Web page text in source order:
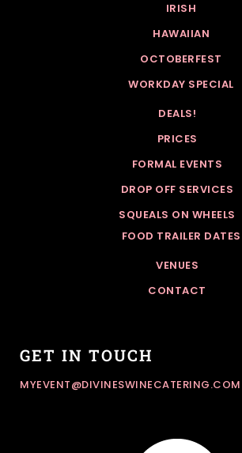
IRISH
HAWAIIAN
OCTOBERFEST
WORKDAY SPECIAL
DEALS!
PRICES
FORMAL EVENTS
DROP OFF SERVICES
SQUEALS ON WHEELS
FOOD TRAILER DATES
VENUES
CONTACT
GET IN TOUCH
MYEVENT@DIVINESWINECATERING.COM